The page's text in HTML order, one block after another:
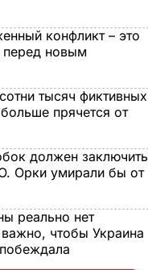
конфликт – это
перед новым
тысяч фиктивных
прячется от
должен заключить
Орки умирали бы от
реально нет
чтобы Украина